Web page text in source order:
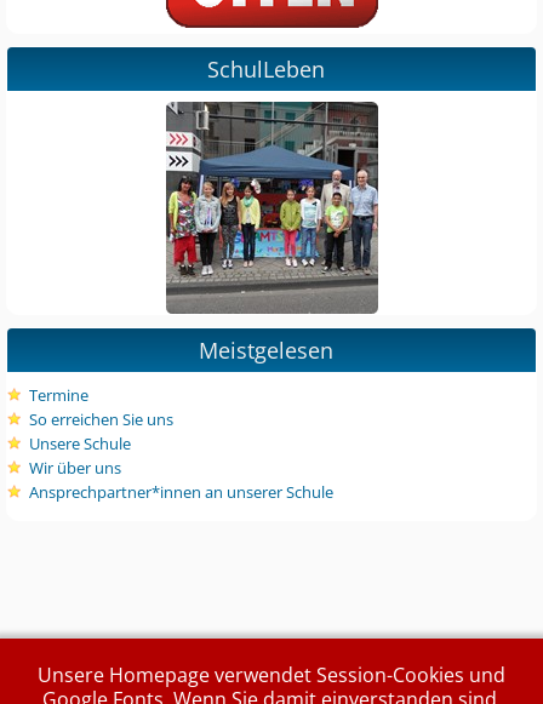
SchulLeben
Meistgelesen
Termine
So erreichen Sie uns
Unsere Schule
Wir über uns
Ansprechpartner*innen an unserer Schule
Unsere Homepage verwendet Session-Cookies und